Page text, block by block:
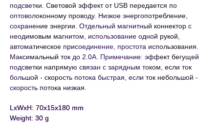
подсветки. Световой эффект от USB передается по
оптоволоконному проводу. Низкое энергопотребление,
сохранение энергии. Отдельный магнитный коннектор с
неодимовым магнитом, использование одной рукой,
автоматическое присоединение, простота использования.
Максимальный ток до 2.0А. Примечание: эффект бегущей
подсветки напрямую связан с зарядным током, если ток
большой - скорость потока быстрая, если ток небольшой -
скорость потока низкая.
LxWxH: 70x15x180 mm
Weight: 30 g